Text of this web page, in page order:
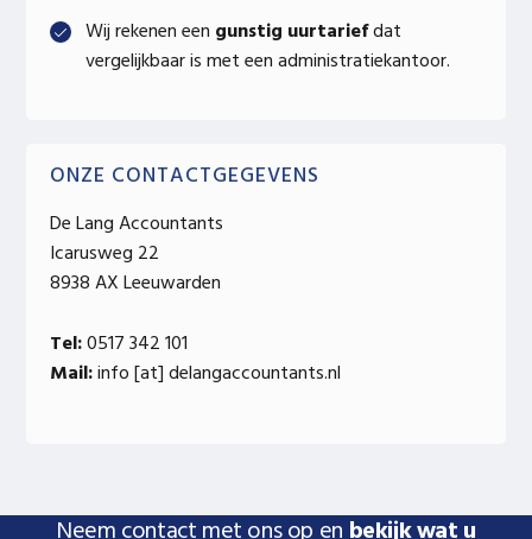
Wij rekenen een gunstig uurtariefdat
vergelijkbaar is met een administratiekantoor.
ONZE CONTACTGEGEVENS
De Lang Accountants
Icarusweg 22
8938 AX Leeuwarden
Tel:0517 342 101
Mail:info [at] delangaccountants.nl